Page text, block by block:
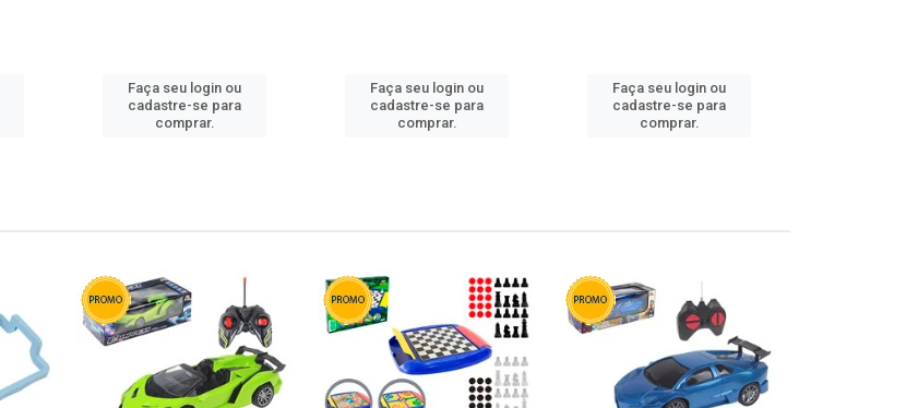
Faça seu login ou
cadastre-se para
comprar.
Faça seu login ou
cadastre-se para
comprar.
Faça seu login ou
cadastre-se para
comprar.